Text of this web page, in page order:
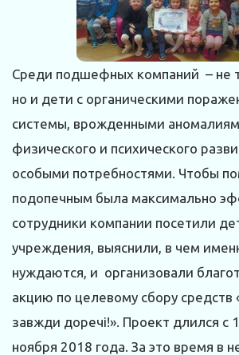
Среди подшефных компаний – не
но и дети с органическими
системы, врожденными
физического и психического
особыми потребностями. Чтобы
подопечным была максимально
сотрудники компании посетили
учреждения, выяснили, в чем
нуждаются, и организовали
акцию по целевому сбору средств
завжди доречі!». Проект длился с
ноября 2018 года. За это время в